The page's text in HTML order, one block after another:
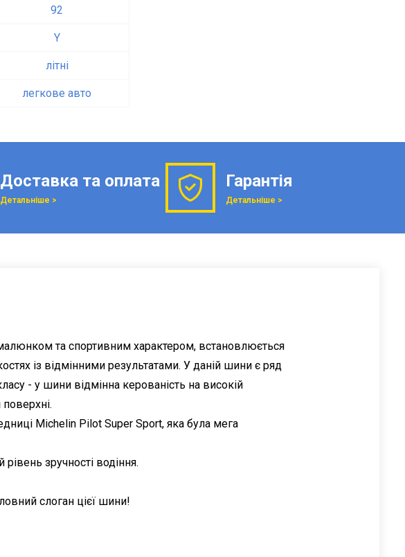
92
Y
літні
легкове авто
Доставка та оплата
Детальніше >
Гарантія
Детальніше >
та спортивним характером, встановлюється
із відмінними результатами. У даній шини є ряд
- у шини відмінна керованість на високій
Michelin Pilot Super Sport, яка була мега
зручності водіння.
слоган цієї шини!